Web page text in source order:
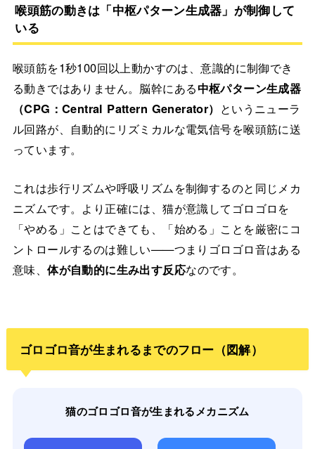
喉頭筋の動きは「中枢パターン生成器」が制御して
いる
喉頭筋を1秒100回以上動かすのは、意識的に制御でき
る動きではありません。脳幹にある中枢パターン生成器
（CPG：Central Pattern Generator） というニューラ
ル回路が、自動的にリズミカルな電気信号を喉頭筋に送
っています。
これは歩行リズムや呼吸リズムを制御するのと同じメカ
ニズムです。より正確には、猫が意識してゴロゴロを
「やめる」ことはできても、「始める」ことを厳密にコ
ントロールするのは難しい——つまりゴロゴロ音はある
意味、体が自動的に生み出す反応なのです。
ゴロゴロ音が生まれるまでのフロー（図解）
猫のゴロゴロ音が生まれるメカニズム